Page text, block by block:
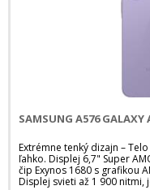
SAMSUNG A576 GALAXY
Extrémne tenký dizajn –
ľahko. Displej 6,7" Super
čip Exynos 1680 s grafikou
Displej svieti až 1 900 nitmi,